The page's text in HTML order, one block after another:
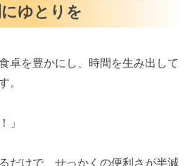
ゆとりを
卓を豊かにし、時間を生み出して
。
」
だけで、せっかくの便利さが半減